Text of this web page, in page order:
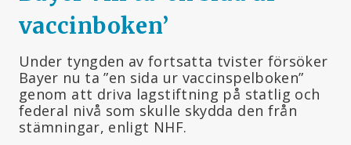
vaccinboken’
Under tyngden av fortsatta tvister försöker
Bayer nu ta ”en sida ur vaccinspelboken”
genom att driva lagstiftning på statlig och
federal nivå som skulle skydda den från
stämningar, enligt NHF.